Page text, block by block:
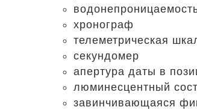
хронограф
телеметрическая
секундомер
апертура даты в
люминесцентный
завинчивающаяся